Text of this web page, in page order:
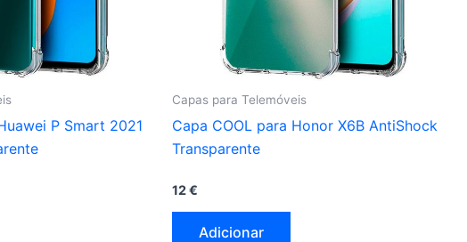
P Smart 2021
Capas para Telemóveis
Capa COOL para Honor X6B AntiShock
Transparente
12€
Adicionar